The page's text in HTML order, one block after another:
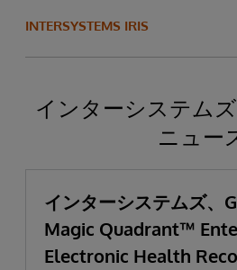
INTERSYSTEMS IRIS
インターシステム
ニュー
インターシステムズ、
Magic Quadrant™
Electronic Health